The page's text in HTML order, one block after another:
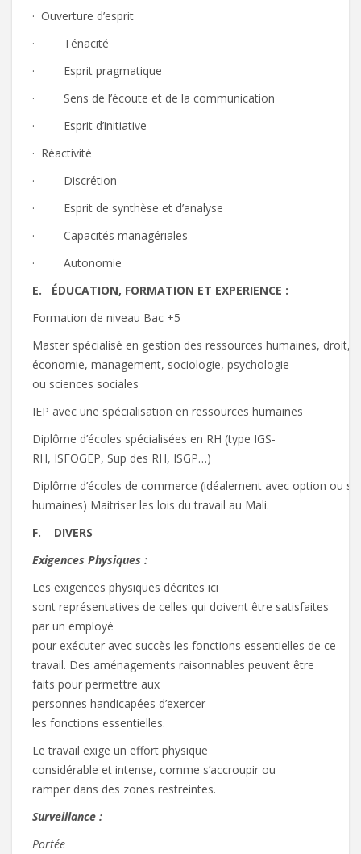
· Ouverture d’esprit
· Ténacité
· Esprit pragmatique
· Sens de l’écoute et de la communication
· Esprit d’initiative
· Réactivité
· Discrétion
· Esprit de synthèse et d’analyse
· Capacités managériales
· Autonomie
E.
ÉDUCATION, FORMATION ET EXPERIENCE :
Formation de niveau Bac +5
Master spécialisé en gestion des ressources humaines, droit,
économie, management, sociologie, psychologie
ou sciences sociales
IEP avec une spécialisation en ressources humaines
Diplôme d’écoles spécialisées en RH (type IGS-
RH, ISFOGEP, Sup des RH, ISGP…)
Diplôme d’écoles de commerce (idéalement avec option ou
humaines) Maitriser les lois du travail au Mali.
F.
DIVERS
Exigences Physiques :
Les exigences physiques décrites ici
sont représentatives de celles qui doivent être satisfaites
par un employé
pour exécuter avec succès les fonctions essentielles de ce
travail. Des aménagements raisonnables peuvent être
faits pour permettre aux
personnes handicapées d’exercer
les fonctions essentielles.
Le travail exige un effort physique
considérable et intense, comme s’accroupir ou
ramper dans des zones restreintes.
Surveillance :
Portée